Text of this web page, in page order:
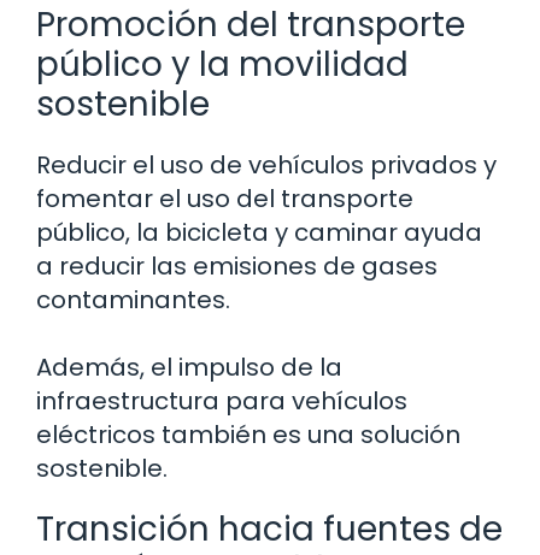
Promoción del transporte
público y la movilidad
sostenible
Reducir el uso de vehículos privados y
fomentar el uso del transporte
público, la bicicleta y caminar ayuda
a reducir las emisiones de gases
contaminantes.
Además, el impulso de la
infraestructura para vehículos
eléctricos también es una solución
sostenible.
Transición hacia fuentes de